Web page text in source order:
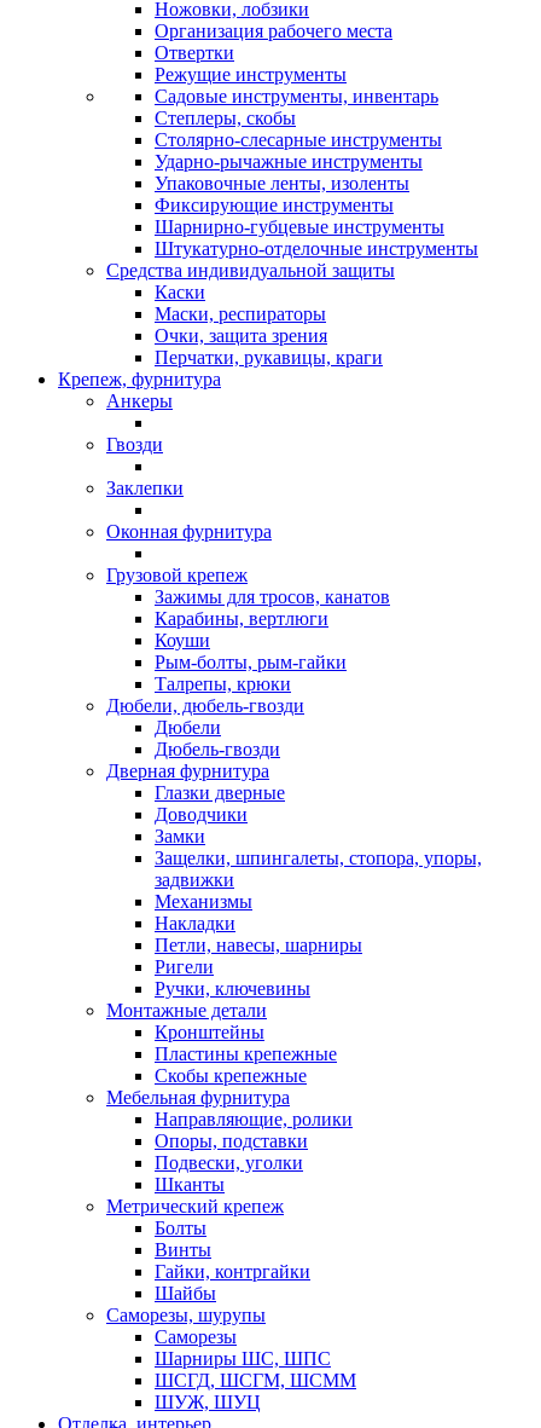
Ножовки, лобзики
Организация рабочего места
Отвертки
Режущие инструменты
Садовые инструменты, инвентарь
Степлеры, скобы
Столярно-слесарные инструменты
Ударно-рычажные инструменты
Упаковочные ленты, изоленты
Фиксирующие инструменты
Шарнирно-губцевые инструменты
Штукатурно-отделочные инструменты
Средства индивидуальной защиты
Каски
Маски, респираторы
Очки, защита зрения
Перчатки, рукавицы, краги
Крепеж, фурнитура
Анкеры
Гвозди
Заклепки
Оконная фурнитура
Грузовой крепеж
Зажимы для тросов, канатов
Карабины, вертлюги
Коуши
Рым-болты, рым-гайки
Талрепы, крюки
Дюбели, дюбель-гвозди
Дюбели
Дюбель-гвозди
Дверная фурнитура
Глазки дверные
Доводчики
Замки
Защелки, шпингалеты, стопора, упоры,
задвижки
Механизмы
Накладки
Петли, навесы, шарниры
Ригели
Ручки, ключевины
Монтажные детали
Кронштейны
Пластины крепежные
Скобы крепежные
Мебельная фурнитура
Направляющие, ролики
Опоры, подставки
Подвески, уголки
Шканты
Метрический крепеж
Болты
Винты
Гайки, контргайки
Шайбы
Саморезы, шурупы
Саморезы
Шарниры ШС, ШПС
ШСГД, ШСГМ, ШСММ
ШУЖ, ШУЦ
Отделка, интерьер